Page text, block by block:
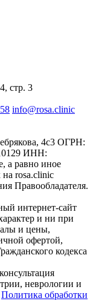
стр. 3
info@rosa.clinic
4с3 ОГРН:
ИНН:
а равно иное
rosa.clinic
Правообладателя.
интернет-сайт
и ни при
и цены,
офертой,
кодекса
неврологии и
Политика обработки